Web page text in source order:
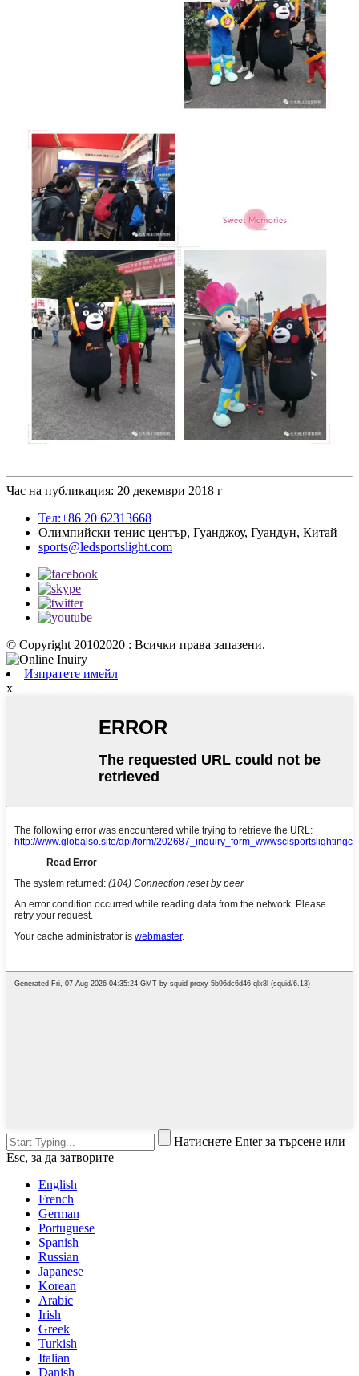
Час на публикация: 20 декември 2018 г
Тел:+86 20 62313668
Олимпийски тенис център, Гуанджоу, Гуандун, Китай
sports@ledsportslight.com
© Copyright 20102020 : Всички права запазени.
Изпратете имейл
x
Натиснете Enter за търсене или
Esc, за да затворите
English
French
German
Portuguese
Spanish
Russian
Japanese
Korean
Arabic
Irish
Greek
Turkish
Italian
Danish